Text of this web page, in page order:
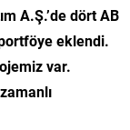
A.Ş.’de dört AB
eklendi.
var.